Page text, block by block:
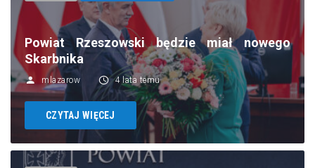
Powiat Rzeszowski będzie miał nowego
Skarbnika
mlazarow 4 lata temu
CZYTAJ WIĘCEJ